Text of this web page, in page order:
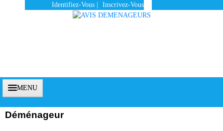
Identifiez-Vous Inscrivez-Vous
MENU
Déménageur